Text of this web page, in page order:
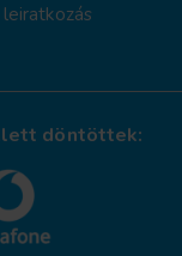
döntöttek: